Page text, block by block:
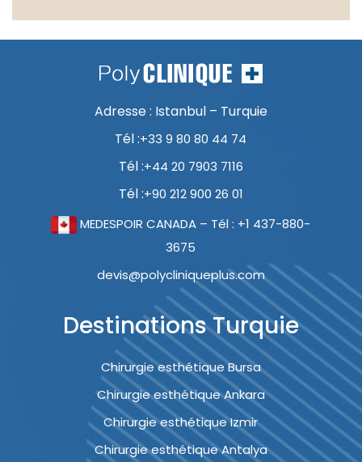
Adresse : Istanbul – Turquie
Tél :+33 9 80 80 44 74
Tél :+44 20 7903 7116
Tél :+90 212 900 26 01
MEDESPOIR CANADA – Tél : +1 437-880-
3675
devis@polycliniqueplus.com
Destinations Turquie
Chirurgie esthétique Bursa
Chirurgie esthétique Ankara
Chirurgie esthétique Izmir
Chirurgie esthétique Antalya